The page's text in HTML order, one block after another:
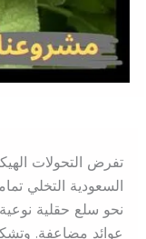
تفرض التحولات
السعودية التخلي
نحو سلع حقلية
عوائد مضاعفة.